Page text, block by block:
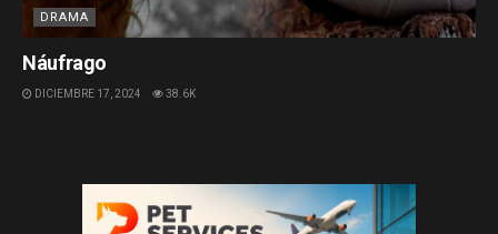
DRAMA
Náufrago
DICIEMBRE 17, 2024 38.6K